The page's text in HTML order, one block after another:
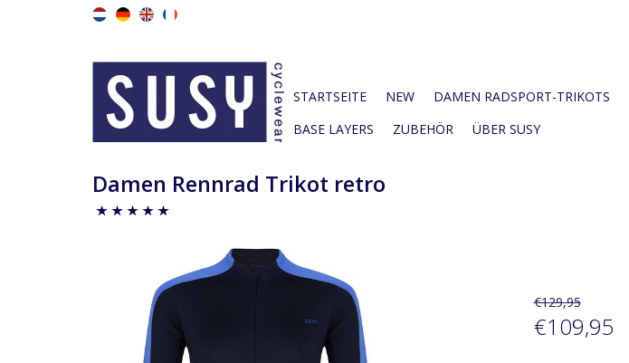
STARTSEITE NEW DAMEN RADSPORT-TRIKOTS
BASE LAYERS
ZUBEHÖR ÜBER SUSY
Damen Rennrad Trikot retro
€129,95
€109,95